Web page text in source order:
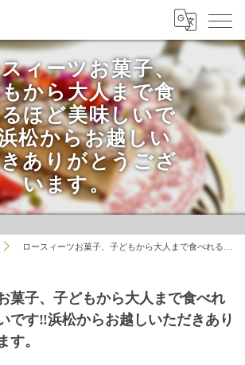
ィーツお菓子、
から大人まで食
ほど美味しいで
松からお越しい
ありがとうござ
います。
ロースィーツお菓子、子どもから大人まで食べれるほど美味しいです‼︎浜松からお越しいただきありがとうございます。
菓子、子どもから大人まで食べれ
です‼︎浜松からお越しいただきあり
す。